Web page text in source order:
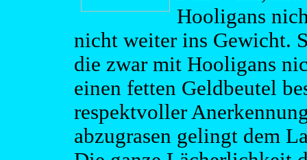
Hooligans
nicht weiter ins Gewicht.
die zwar mit Hooligans
einen fetten Geldbeutel
respektvoller
abzugrasen gelingt dem